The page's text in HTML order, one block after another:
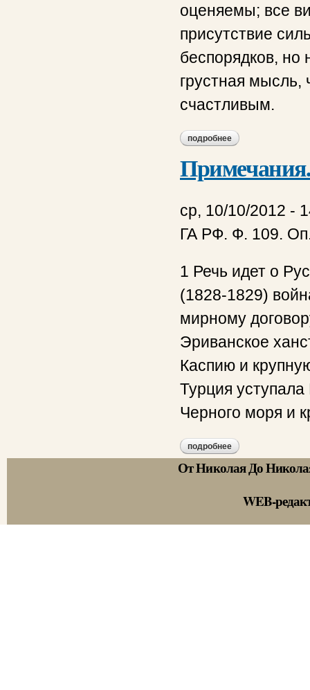
оценяемы; все
присутствие
беспорядков, но
грустная мысль,
счастливым.
подробнее о о расположении
Примечания.
ср, 10/10/2012 -
ГА РФ. Ф. 109.
1 Речь идет о
(1828-1829)
мирному
Эриванское
Каспию и
Турция
Черного моря и
подробнее о примечания.
От Николая До
WEB-